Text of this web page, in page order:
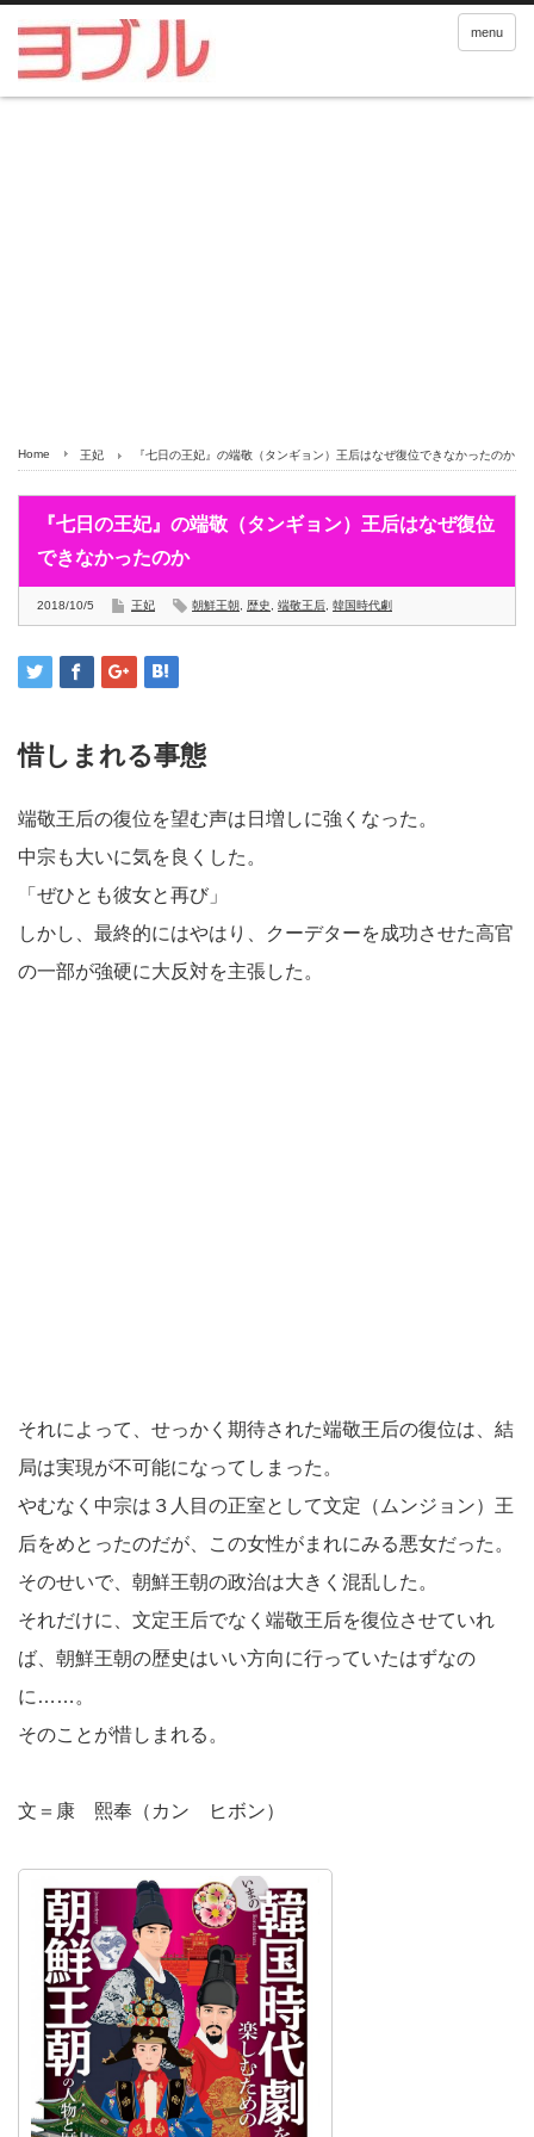
menu
Home 王妃 『七日の王妃』の端敬（タンギョン）王后はなぜ復位できなかったのか
『七日の王妃』の端敬（タンギョン）王后はなぜ復位
できなかったのか
2018/10/5 王妃 朝鮮王朝 歴史 端敬王后 韓国時代劇
惜しまれる事態
端敬王后の復位を望む声は日増しに強くなった。
中宗も大いに気を良くした。
「ぜひとも彼女と再び」
しかし、最終的にはやはり、クーデターを成功させた高官
の一部が強硬に大反対を主張した。
それによって、せっかく期待された端敬王后の復位は、結
局は実現が不可能になってしまった。
やむなく中宗は３人目の正室として文定（ムンジョン）王
后をめとったのだが、この女性がまれにみる悪女だった。
そのせいで、朝鮮王朝の政治は大きく混乱した。
それだけに、文定王后でなく端敬王后を復位させていれ
ば、朝鮮王朝の歴史はいい方向に行っていたはずなの
に……。
そのことが惜しまれる。
文＝康 熙奉（カン ヒボン）